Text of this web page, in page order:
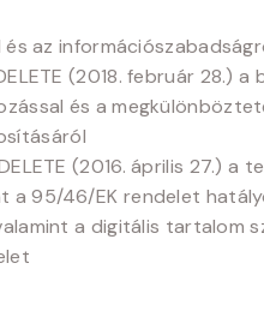
és az
(2018. február
és a
(2016. április
a 95/46/EK rendelet
a digitális